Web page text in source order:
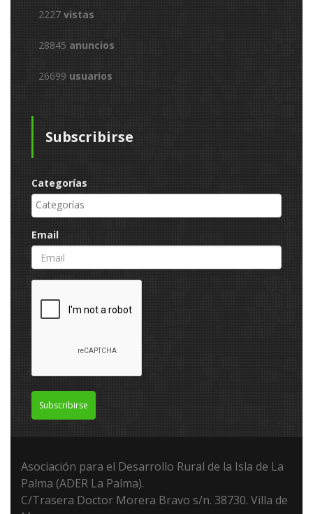
2227 vistas
28845 anuncios
26699 usuarios
Subscribirse
Categorías
Email
Subscribirse
Asociación para el Desarrollo Rural de la Isla de La
Palma (ADER La Palma).
C/Trasera Doctor Morera Bravo s/n. 38730. Villa de